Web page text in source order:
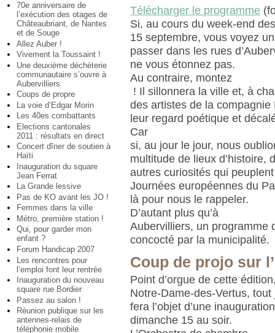
70e anniversaire de
l’exécution des otages de
Châteaubriant, de Nantes
et de Souge
Allez Auber !
Vivement la Toussaint !
Une deuxième déchèterie
communautaire s’ouvre à
Aubervilliers
Coups de propre
La voie d’Edgar Morin
Les 40es combattants
Elections cantonales
2011 : résultats en direct
Concert dîner de soutien à
Haïti
Inauguration du square
Jean Ferrat
La Grande lessive
Pas de KO avant les JO !
Femmes dans la ville
Métro, première station !
Qui, pour garder mon
enfant ?
Forum Handicap 2007
Les rencontres pour
l’emploi font leur rentrée
Inauguration du nouveau
square rue Bordier
Passez au salon !
Réunion publique sur les
antennes-relais de
téléphonie mobile
Télécharger le programme
Si, au cours du week-end
15 septembre, vous voyez
passer dans les rues
ne vous étonnez pas.
Au contraire, montez
! Il sillonnera la ville et, à
des artistes de la compagnie
leur regard poétique et
Car
si, au jour le jour, nous
multitude de lieux d’histoire,
autres curiosités qui
Journées européennes du
là pour nous le rappeler.
D’autant plus qu’à
Aubervilliers, un programme
concocté par la municipalité.
Coup de projo sur
Point d’orgue de cette
Notre-Dame-des-Vertus,
fera l’objet d’une
dimanche 15 au soir.